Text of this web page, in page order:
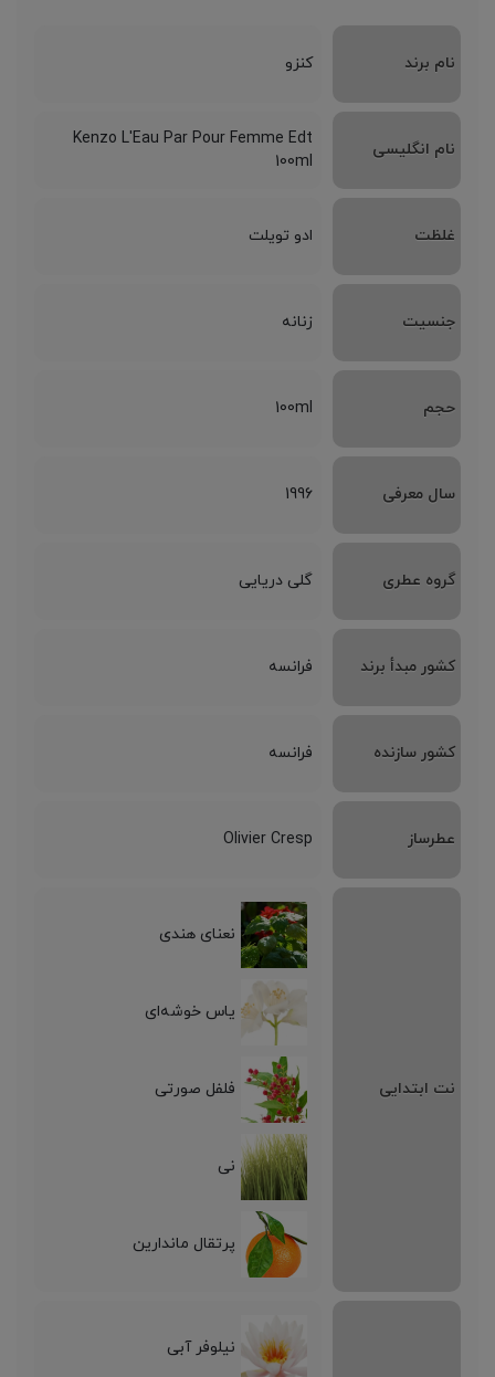
نام برند کنزو
نام انگلیسی
Kenzo L'Eau Par Pour Femme Edt
100ml
غلظت ادو تویلت
جنسیت زنانه
حجم 100ml
سال معرفی 1996
گروه عطری گلی دریایی
کشور مبدأ برند فرانسه
کشور سازنده فرانسه
عطرساز Olivier Cresp
نت ابتدایی
نعنای هندی
یاس خوشه‌ای
فلفل صورتی
نی
پرتقال ماندارین
نیلوفر آبی